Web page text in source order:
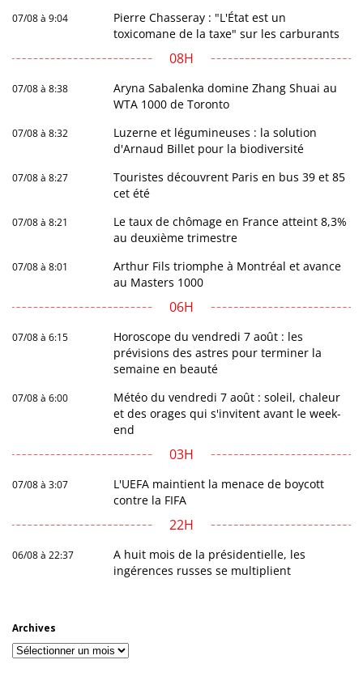
07/08 à 9:04
Pierre Chasseray : "L'État est un
toxicomane de la taxe" sur les carburants
08H
07/08 à 8:38
Aryna Sabalenka domine Zhang Shuai au
WTA 1000 de Toronto
07/08 à 8:32
Luzerne et légumineuses : la solution
d'Arnaud Billet pour la biodiversité
07/08 à 8:27
Touristes découvrent Paris en bus 39 et 85
cet été
07/08 à 8:21
Le taux de chômage en France atteint 8,3%
au deuxième trimestre
07/08 à 8:01
Arthur Fils triomphe à Montréal et avance
au Masters 1000
06H
07/08 à 6:15
Horoscope du vendredi 7 août : les
prévisions des astres pour terminer la
semaine en beauté
07/08 à 6:00
Météo du vendredi 7 août : soleil, chaleur
et des orages qui s'invitent avant le week-
end
03H
07/08 à 3:07
L'UEFA maintient la menace de boycott
contre la FIFA
22H
06/08 à 22:37
A huit mois de la présidentielle, les
ingérences russes se multiplient
Archives
Archives